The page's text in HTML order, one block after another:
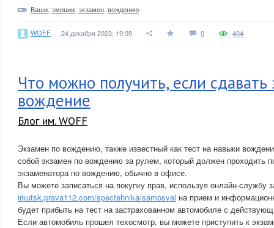
Ваши эмоции экзамен вождению
WOFF 24 декабря 2023, 19:09 0 404
Что можно получить, если сдавать
вождение
Блог им. WOFF
Экзамен по вождению, также известный как тест на навыки
собой экзамен по вождению за рулем, который должен проходить
экзаменатора по вождению, обычно в офисе.
Вы можете записаться на покупку прав, используя онлайн-службу
irkutsk.prava112.com/spectehnika/samosval на прием и
будет прибыть на тест на застрахованном автомобиле с
Если автомобиль прошел техосмотр, вы можете приступить к